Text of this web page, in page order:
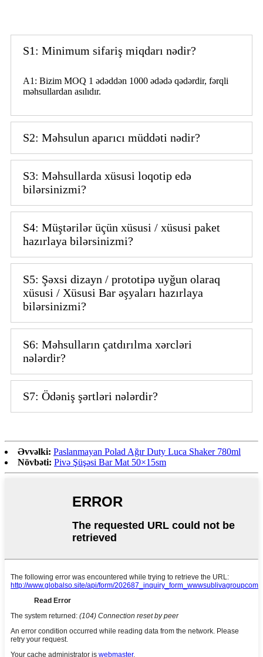
S1: Minimum sifariş miqdarı nədir?
A1: Bizim MOQ 1 ədəddən 1000 ədədə qədərdir, fərqli
məhsullardan asılıdır.
S2: Məhsulun aparıcı müddəti nədir?
S3: Məhsullarda xüsusi loqotip edə
bilərsinizmi?
S4: Müştərilər üçün xüsusi / xüsusi paket
hazırlaya bilərsinizmi?
S5: Şəxsi dizayn / prototipə uyğun olaraq
xüsusi / Xüsusi Bar əşyaları hazırlaya
bilərsinizmi?
S6: Məhsulların çatdırılma xərcləri
nələrdir?
S7: Ödəniş şərtləri nələrdir?
Əvvəlki: Paslanmayan Polad Ağır Duty Luca Shaker 780ml
Növbəti: Pivə Şüşəsi Bar Mat 50×15sm